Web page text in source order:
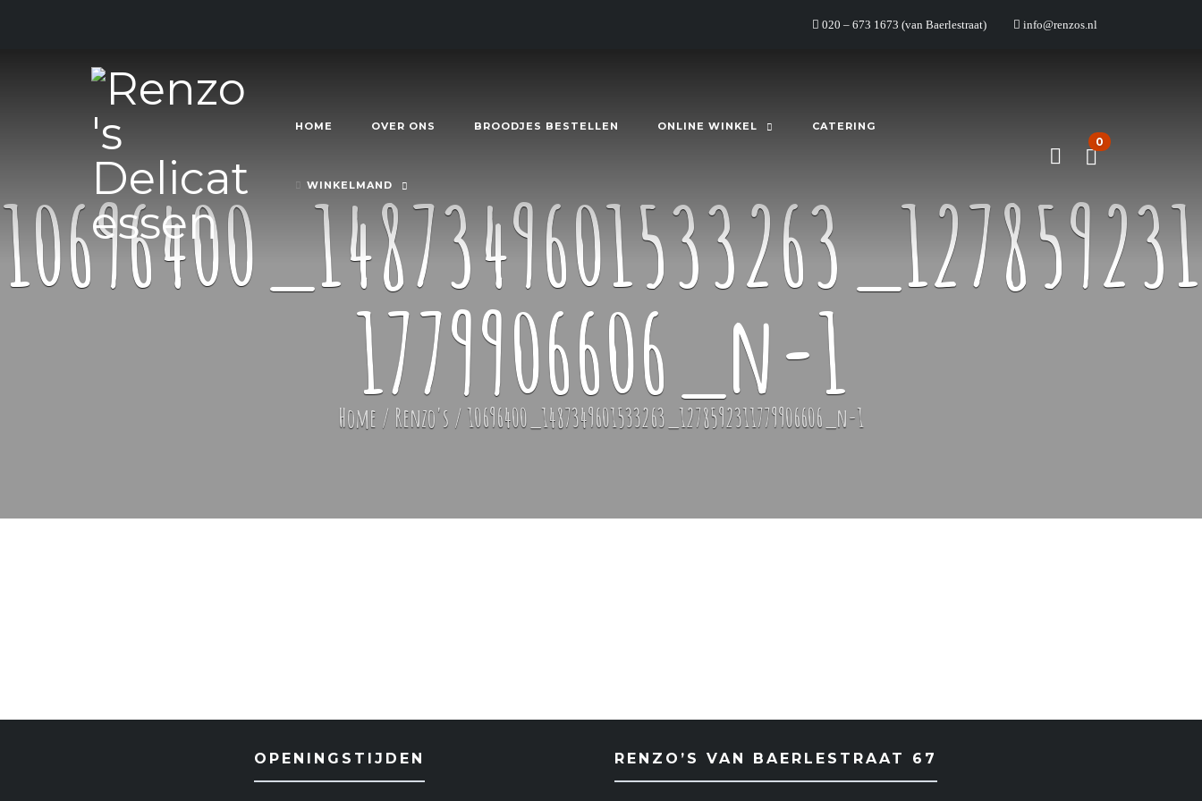
info@renzos.nl
020 – 673 1673 (van Baerlestraat)
HOME OVER ONS BROODJES BESTELLEN ONLINE WINKEL CATERING
WINKELMAND
0
10696400_1487349601533263_127859231
1779906606_n-1
Home / Renzo's /10696400_1487349601533263_1278592311779906606_n-1
OPENINGSTIJDEN RENZO’S VAN BAERLESTRAAT 67